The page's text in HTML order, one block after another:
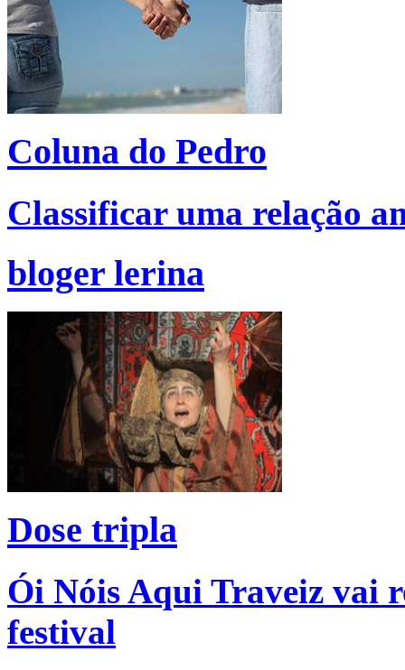
Coluna do Pedro
Classificar uma relação
bloger lerina
Dose tripla
Ói Nóis Aqui Traveiz vai
festival